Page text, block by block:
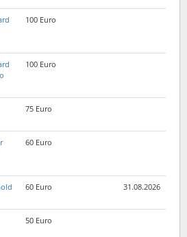
100 Euro
100 Euro
75 Euro
60 Euro
60 Euro 31.08.2026
50 Euro